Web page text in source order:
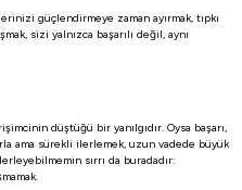
güçlendirmeye zaman ayırmak, tıpkı
sizi yalnızca başarılı değil, aynı
düştüğü bir yanılgıdır. Oysa başarı,
ama sürekli ilerlemek, uzun vadede büyük
sırrı da buradadır: